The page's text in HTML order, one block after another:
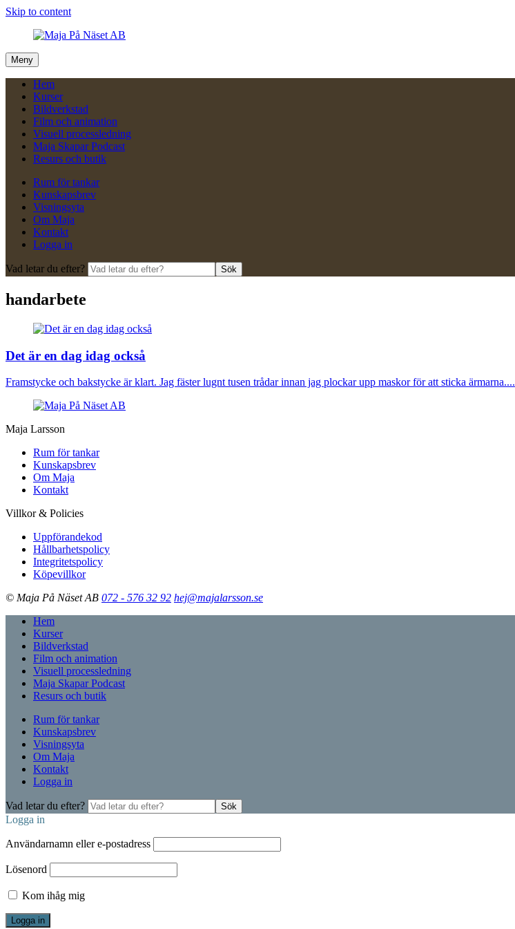
Skip to content
Meny
Hem
Kurser
Bildverkstad
Film och animation
Visuell processledning
Maja Skapar Podcast
Resurs och butik
Rum för tankar
Kunskapsbrev
Visningsyta
Om Maja
Kontakt
Logga in
Vad letar du efter? Sök
handarbete
Det är en dag idag också
Framstycke och bakstycke är klart. Jag fäster lugnt tusen trådar innan jag plockar upp maskor för att sticka ärmarna....
Maja Larsson
Rum för tankar
Kunskapsbrev
Om Maja
Kontakt
Villkor & Policies
Uppförandekod
Hållbarhetspolicy
Integritetspolicy
Köpevillkor
© Maja På Näset AB 072 - 576 32 92 hej@majalarsson.se
Hem
Kurser
Bildverkstad
Film och animation
Visuell processledning
Maja Skapar Podcast
Resurs och butik
Rum för tankar
Kunskapsbrev
Visningsyta
Om Maja
Kontakt
Logga in
Vad letar du efter? Sök
Logga in
Användarnamn eller e-postadress
Lösenord
Kom ihåg mig